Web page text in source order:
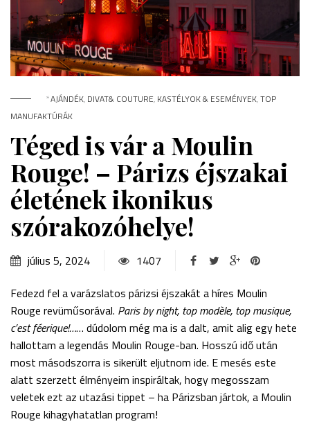
*AJÁNDÉK, DIVAT& COUTURE, KASTÉLYOK & ESEMÉNYEK,TOP
MANUFAKTÚRÁK
Téged is vár a Moulin
Rouge! – Párizs éjszakai
életének ikonikus
szórakozóhelye!
július 5, 2024
1407
Fedezd fel a varázslatos párizsi éjszakát a híres Moulin
Rouge revüműsorával. Paris by night, top modèle, top musique,
c’est féerique!…… dúdolom még ma is a dalt, amit alig egy hete
hallottam a legendás Moulin Rouge-ban. Hosszú idő után
most másodszorra is sikerült eljutnom ide. E mesés este
alatt szerzett élményeim inspiráltak, hogy megosszam
veletek ezt az utazási tippet – ha Párizsban jártok, a Moulin
Rouge kihagyhatatlan program!